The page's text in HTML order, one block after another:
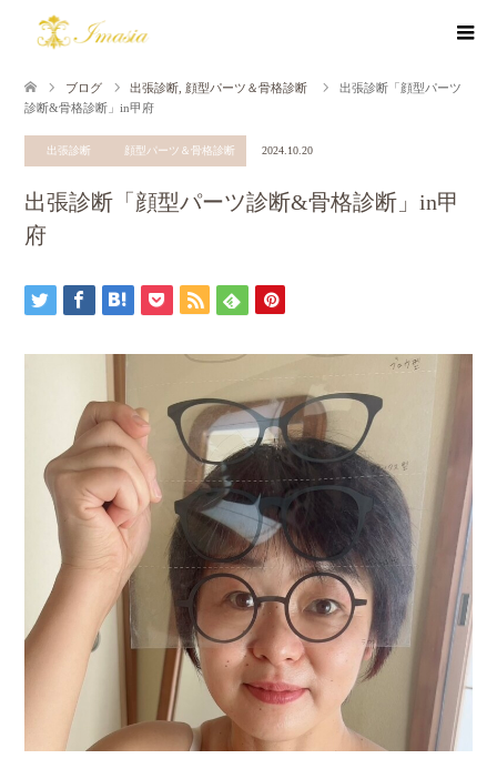
ブログ 出張診断 顔型パーツ＆骨格診断
出張診断「顔型パーツ
診断&骨格診断」in甲府
出張診断 顔型パーツ＆骨格診断 2024.10.20
出張診断「顔型パーツ診断&骨格診断」in甲
府